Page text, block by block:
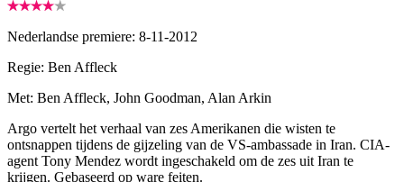
Nederlandse premiere: 8-11-2012
Regie: Ben Affleck
Met: Ben Affleck, John Goodman, Alan Arkin
Argo vertelt het verhaal van zes Amerikanen die wisten te
ontsnappen tijdens de gijzeling van de VS-ambassade in Iran. CIA-
agent Tony Mendez wordt ingeschakeld om de zes uit Iran te
krijgen. Gebaseerd op ware feiten.